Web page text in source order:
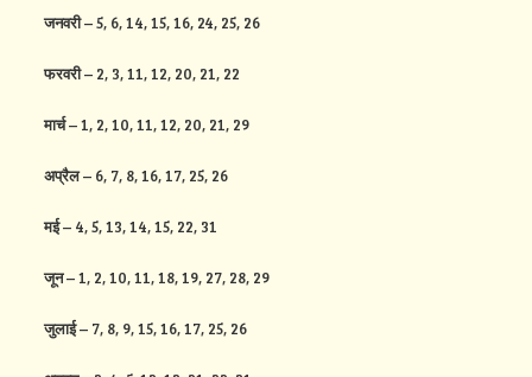
जनवरी– 5, 6, 14, 15, 16, 24, 25, 26
फरवरी– 2, 3, 11, 12, 20, 21, 22
मार्च– 1, 2, 10, 11, 12, 20, 21, 29
अप्रैल– 6, 7, 8, 16, 17, 25, 26
मई– 4, 5, 13, 14, 15, 22, 31
जून– 1, 2, 10, 11, 18, 19, 27, 28, 29
जुलाई– 7, 8, 9, 15, 16, 17, 25, 26